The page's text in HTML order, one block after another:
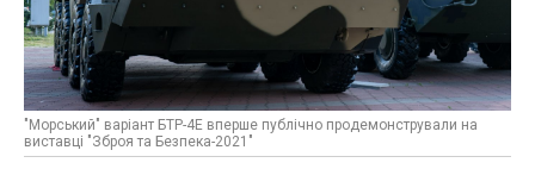
"Морський" варіант БТР-4Е вперше публічно продемонстрували на
виставці "Зброя та Безпека-2021"